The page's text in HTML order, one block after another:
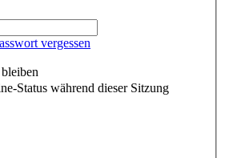
vergessen
Status während dieser Sitzung